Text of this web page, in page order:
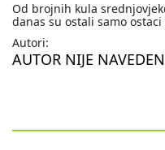
Od brojnih kula
danas su ostali samo
Autori:
AUTOR NIJE NAVEDEN